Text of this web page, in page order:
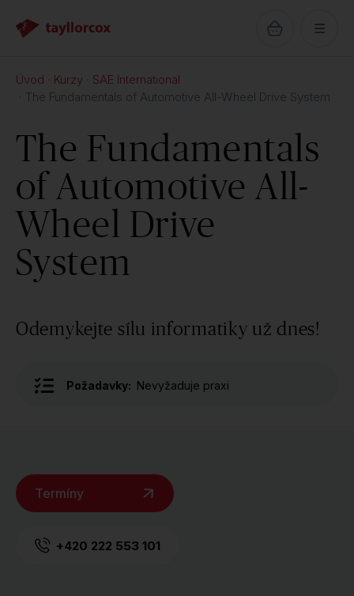
Úvod Kurzy
SAE International
The Fundamentals of Automotive All-Wheel Drive System
The Fundamentals
of Automotive All-
Wheel Drive
System
Odemykejte sílu informatiky už dnes!
Požadavky: Nevyžaduje praxi
Termíny
+420 222 553 101